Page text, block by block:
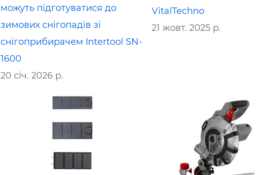
можуть підготуватися до
зимових снігопадів зі
снігоприбирачем Intertool SN-
1600
20 січ. 2026 р.
VitalTechno
21 жовт. 2025 р.